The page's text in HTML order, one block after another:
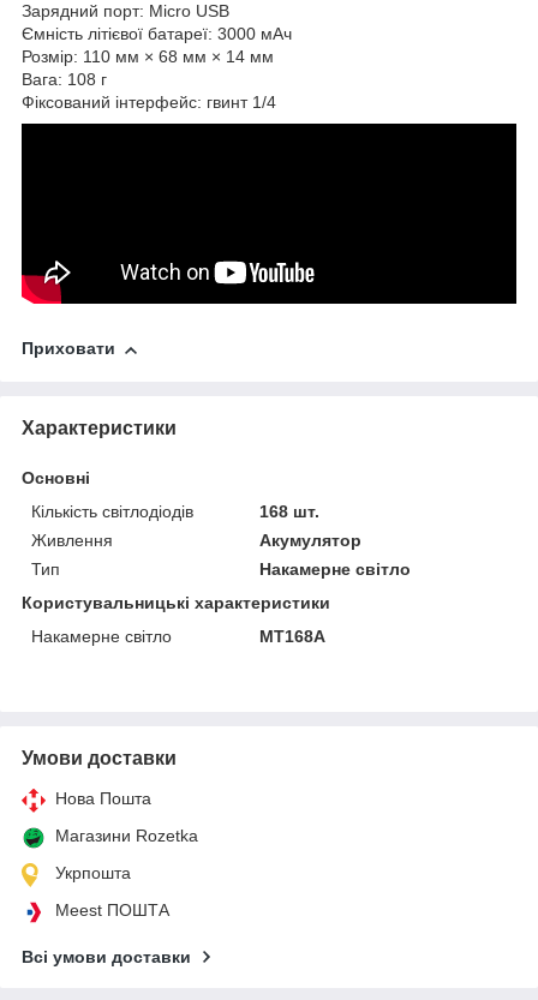
Зарядний порт: Micro USB
Ємність літієвої батареї: 3000 мАч
Розмір: 110 мм × 68 мм × 14 мм
Вага: 108 г
Фіксований інтерфейс: гвинт 1/4
Приховати
Характеристики
Основні
Кількість світлодіодів
168 шт.
Живлення
Акумулятор
Тип
Накамерне світло
Користувальницькі характеристики
Накамерне світло
MT168A
Умови доставки
Нова Пошта
Магазини Rozetka
Укрпошта
Meest ПОШТА
Всі умови доставки